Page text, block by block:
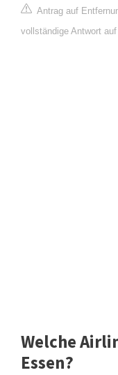
Antrag auf
vollständige Antwort
Welche
Essen?